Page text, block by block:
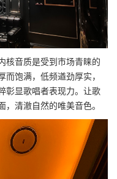
音质是受到市场青睐的
饱满，低频遒劲厚实，
彰显歌唱者表现力。让歌
清澈自然的唯美音色。